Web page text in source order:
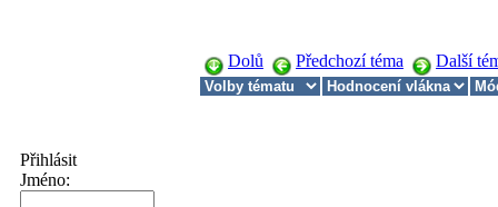
Přihlásit
Jméno:
Dolů Předchozí téma Další